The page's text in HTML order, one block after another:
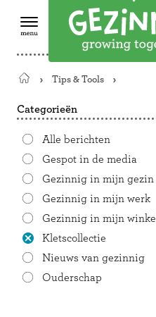
Terug
de
Tips & Tools
Categorieën
Alle berichten
Gespot in de media
Gezinnig in mijn gezin
Gezinnig in mijn werk
Gezinnig in mijn winkel
Kletscollectie
Nieuws van gezinnig
Ouderschap